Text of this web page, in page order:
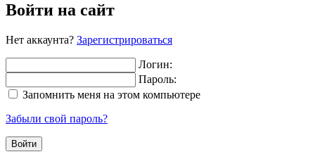
Войти на сайт
Нет аккаунта? Зарегистрироваться
Логин:
Пароль:
Запомнить меня на этом компьютере
Забыли свой пароль?